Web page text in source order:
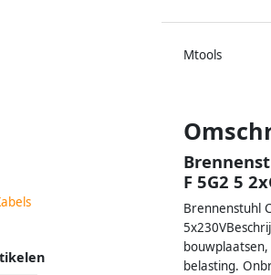
Mtools
F 5G2 5
Brennenstuhl
belasting.